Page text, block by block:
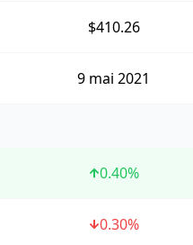
$410.26
9 mai 2021
0.40%
0.30%